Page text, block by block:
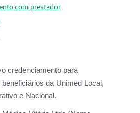
com prestador
credenciamento para
da Unimed Local,
e Nacional.